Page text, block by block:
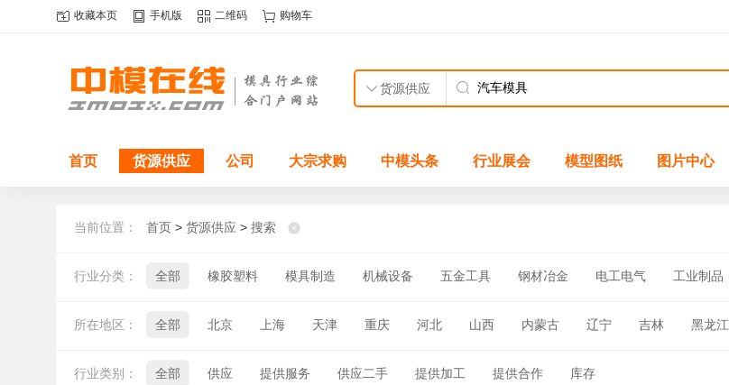
收藏本页 手机版 二维码 购物车
首页 货源供应 公司 大宗求购 中模头条 行业展会 模型图纸 图片中心
当前位置： 首页 > 货源供应 > 搜索
行业分类： 全部 橡胶塑料 模具制造 机械设备 五金工具 钢材冶金 电工电气 工业制品
所在地区： 全部 北京 上海 天津 重庆 河北 山西 内蒙古 辽宁 吉林 黑龙江
行业类别： 全部 供应 提供服务 供应二手 提供加工 提供合作 库存